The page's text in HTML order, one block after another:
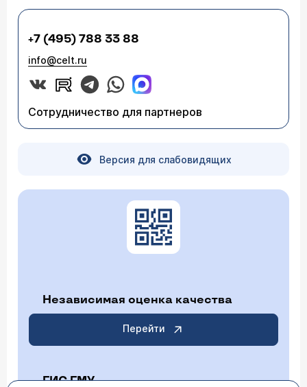
+7 (495) 788 33 88
info@celt.ru
Сотрудничество для партнеров
Версия для слабовидящих
Независимая оценка качества
Перейти
ГИС ГМУ